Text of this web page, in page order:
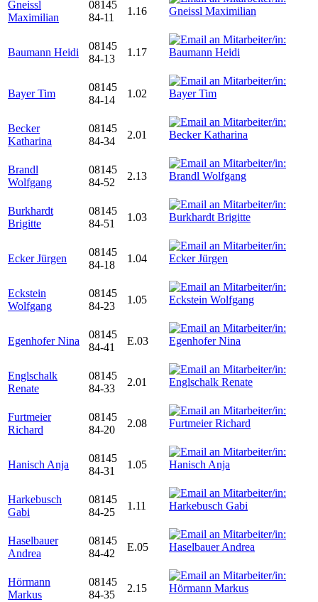
Gneissl
Maximilian
08145
84-11
1.16
Baumann Heidi
08145
84-13
1.17
Bayer Tim
08145
84-14
1.02
Becker
Katharina
08145
84-34
2.01
Brandl
Wolfgang
08145
84-52
2.13
Burkhardt
Brigitte
08145
84-51
1.03
Ecker Jürgen
08145
84-18
1.04
Eckstein
Wolfgang
08145
84-23
1.05
Egenhofer Nina
08145
84-41
E.03
Englschalk
Renate
08145
84-33
2.01
Furtmeier
Richard
08145
84-20
2.08
Hanisch Anja
08145
84-31
1.05
Harkebusch
Gabi
08145
84-25
1.11
Haselbauer
Andrea
08145
84-42
E.05
Hörmann
Markus
08145
84-35
2.15